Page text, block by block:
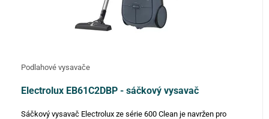
Podlahové vysavače
Electrolux EB61C2DBP - sáčkový vysavač
Sáčkový vysavač Electrolux ze série 600 Clean je navržen pro